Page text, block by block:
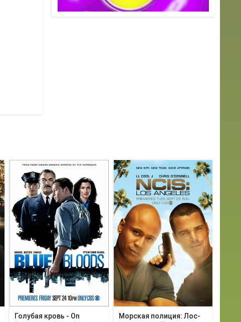
Голубая кровь - On
Морская полиция: Лос-